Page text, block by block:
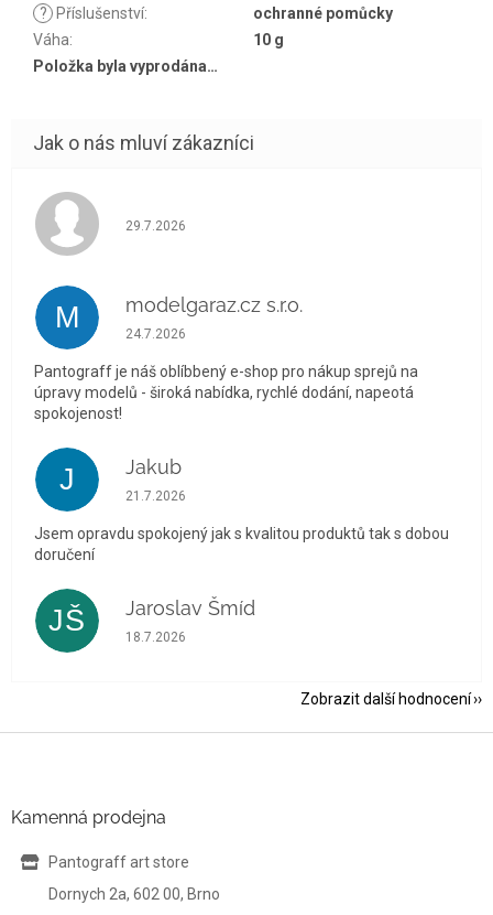
? Příslušenství:
ochranné pomůcky
Váha:
10 g
Položka byla vyprodána…
Hodnocení obchodu je 5 z 5 hvězdiček.
29.7.2026
M modelgaraz.cz s.r.o.
Hodnocení obchodu je 5 z 5 hvězdiček.
24.7.2026
Pantograff je náš oblíbbený e-shop pro nákup sprejů na
úpravy modelů - široká nabídka, rychlé dodání, napeotá
spokojenost!
J Jakub
Hodnocení obchodu je 5 z 5 hvězdiček.
21.7.2026
Jsem opravdu spokojený jak s kvalitou produktů tak s dobou
doručení
JŠ Jaroslav Šmíd
Hodnocení obchodu je 5 z 5 hvězdiček.
18.7.2026
Zobrazit další hodnocení
Kamenná prodejna
Pantograff art store
Dornych 2a, 602 00, Brno